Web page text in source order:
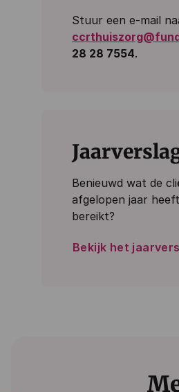
Stuur een e-mail
28 28 7554.
Benieuwd wat de
afgelopen jaar
bereikt?
Bekijk het